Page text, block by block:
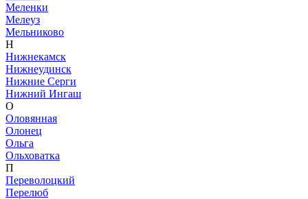
Меленки
Мелеуз
Мельниково
Н
Нижнекамск
Нижнеудинск
Нижние Серги
Нижний Ингаш
О
Оловянная
Олонец
Ольга
Ольховатка
П
Переволоцкий
Перелюб